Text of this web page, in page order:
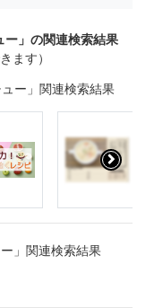
ー」の関連検索結果
ます）
ー」関連検索結果
」関連検索結果